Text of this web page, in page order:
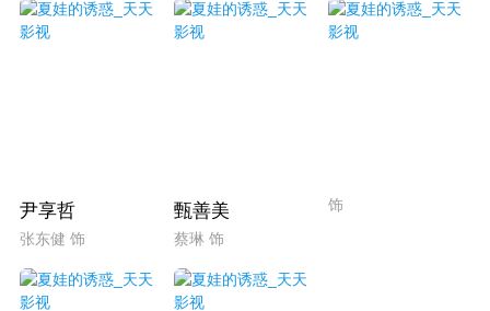
尹享哲
张东健 饰
甄善美
蔡琳 饰
饰